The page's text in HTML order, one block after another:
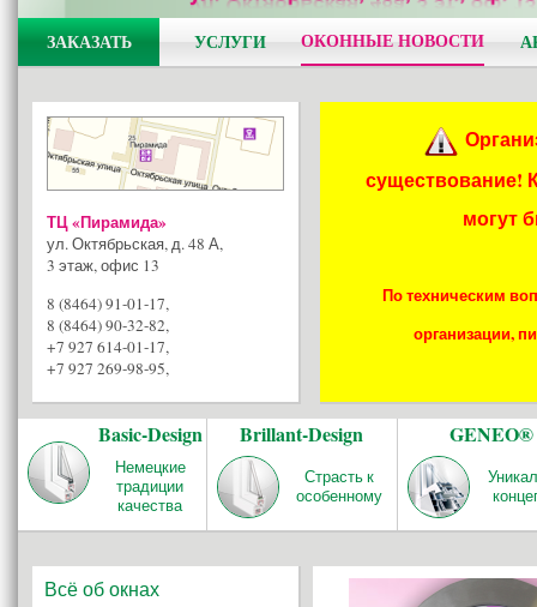
ЗАКАЗАТЬ УСЛУГИ ОКОННЫЕ НОВОСТИ
ТЦ «Пирамида»
ул. Октябрьская, д. 48 А,
3 этаж, офис 13
8 (8464) 91-01-17,
8 (8464) 90-32-82,
+7 927 614-01-17,
+7 927 269-98-95,
существование!
могут
По техническим
организации,
Basic-Design
Немецкие
традиции
качества
Brillant-Design
Страсть к
особенному
GENEO®
Всё об окнах